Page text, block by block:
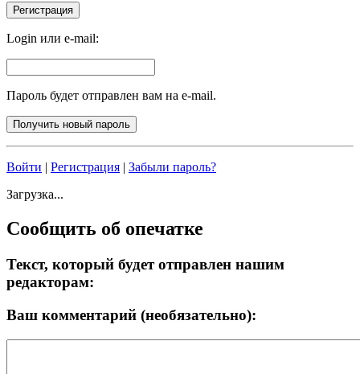
Login или e-mail:
Пароль будет отправлен вам на e-mail.
Войти | Регистрация | Забыли пароль?
Загрузка...
Сообщить об опечатке
Текст, который будет отправлен нашим
редакторам:
Ваш комментарий (необязательно):